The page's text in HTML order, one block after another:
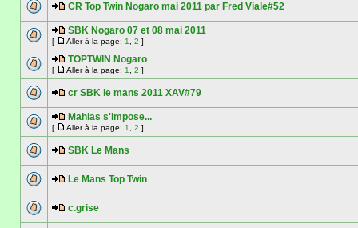
CR Top Twin Nogaro mai 2011 par Fred Viale#52
SBK Nogaro 07 et 08 mai 2011
[ Aller à la page: 1 2 ]
TOPTWIN Nogaro
[ Aller à la page: 1 2 ]
cr SBK le mans 2011 XAV#79
Mahias s'impose...
[ Aller à la page: 1 2 ]
SBK Le Mans
Le Mans Top Twin
c.grise